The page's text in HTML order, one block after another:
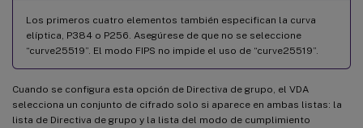
Los primeros cuatro elementos también especifican la curva
elíptica, P384 o P256. Asegúrese de que no se seleccione
“curve25519”. El modo FIPS no impide el uso de “curve25519”.
Cuando se configura esta opción de Directiva de grupo, el VDA
selecciona un conjunto de cifrado solo si aparece en ambas listas: la
lista de Directiva de grupo y la lista del modo de cumplimiento